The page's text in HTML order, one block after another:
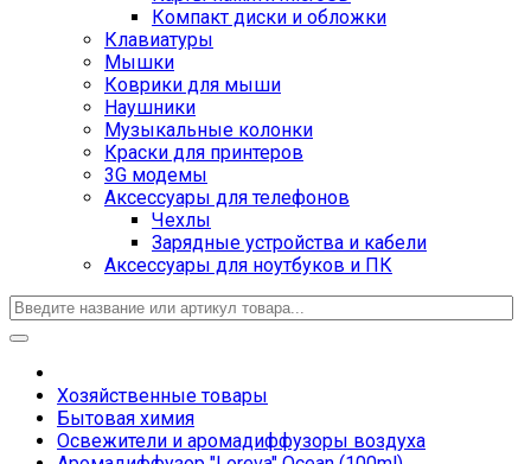
Компакт диски и обложки
Клавиатуры
Мышки
Коврики для мыши
Наушники
Музыкальные колонки
Краски для принтеров
3G модемы
Аксессуары для телефонов
Чехлы
Зарядные устройства и кабели
Аксессуары для ноутбуков и ПК
Хозяйственные товары
Бытовая химия
Освежители и аромадиффузоры воздуха